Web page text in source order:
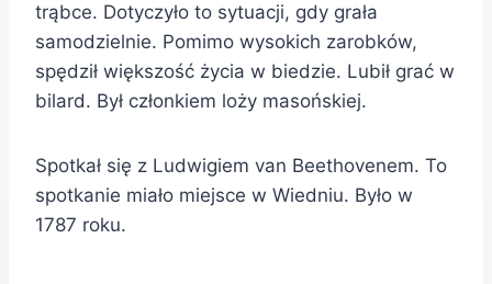
trąbce. Dotyczyło to sytuacji, gdy grała
samodzielnie. Pomimo wysokich zarobków,
spędził większość życia w biedzie. Lubił grać w
bilard. Był członkiem loży masońskiej.
Spotkał się z Ludwigiem van Beethovenem. To
spotkanie miało miejsce w Wiedniu. Było w
1787 roku.